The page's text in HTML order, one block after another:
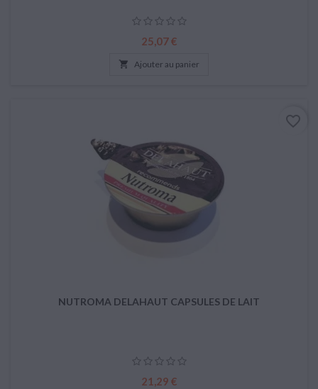
Prix
25,07 €
 Ajouter au panier
NUTROMA DELAHAUT CAPSULES DE LAIT
Prix
21,29 €
favorite_border